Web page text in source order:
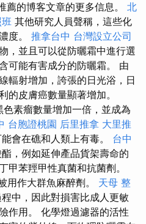
薦的博客文章的更多信息。 北
其他研究人員聲稱，這些化
度。 推拿台中 台灣設立公司
，並且可以從防曬霜中進行選
可能有害成分的防曬霜。 由
輻射增加，誇張的日光浴，日
的皮膚癌數量顯著增加。
素瘤數量增加一倍，並成為
台胞證桃園 后里推拿 大里推
會在礁和人類上有毒。 台中
，例如延伸產品貨架壽命的
甲苯羥甲性真菌和抗菌劑。
用作大群魚麻醉劑。 天母 整
中，因此對損害比成人更敏
作用。 化學燈過濾器的活性